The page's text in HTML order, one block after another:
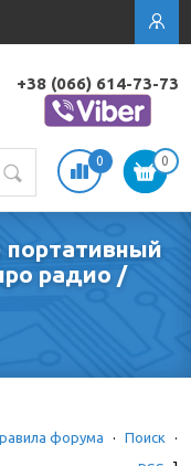
+38 (066) 614-73-73
0 0
портативный
радио /
форума · Поиск
·